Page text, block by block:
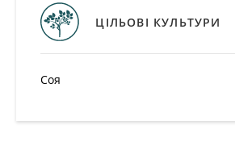
ЦІЛЬОВІ КУЛЬТУРИ
Соя